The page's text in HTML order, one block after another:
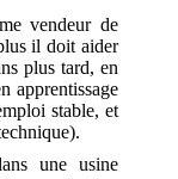
vendeur de
il doit aider
plus tard, en
apprentissage
stable, et
une usine